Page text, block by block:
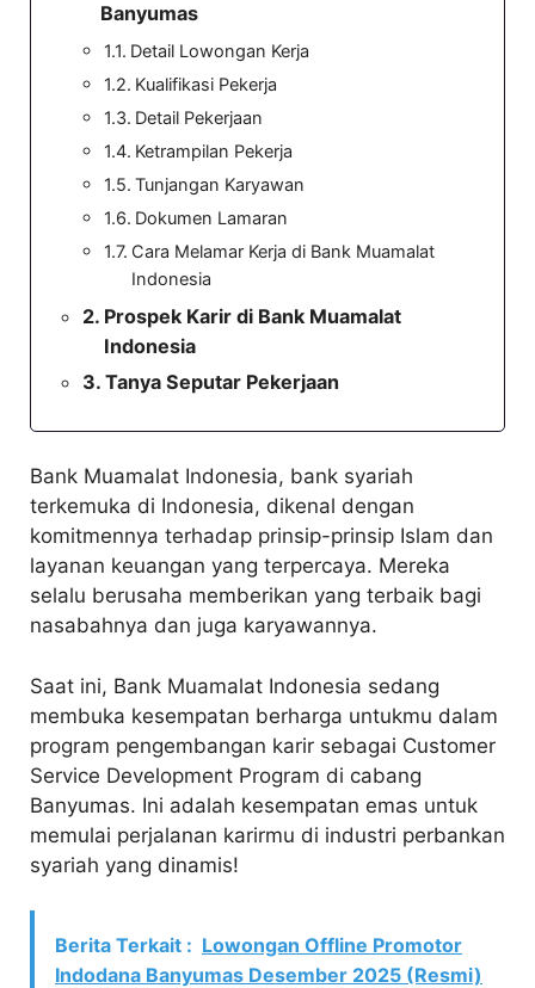
Banyumas
Detail Lowongan Kerja
Kualifikasi Pekerja
Detail Pekerjaan
Ketrampilan Pekerja
Tunjangan Karyawan
Dokumen Lamaran
Cara Melamar Kerja di Bank Muamalat
Indonesia
Prospek Karir di Bank Muamalat
Indonesia
Tanya Seputar Pekerjaan
Bank Muamalat Indonesia, bank syariah
terkemuka di Indonesia, dikenal dengan
komitmennya terhadap prinsip-prinsip Islam dan
layanan keuangan yang terpercaya. Mereka
selalu berusaha memberikan yang terbaik bagi
nasabahnya dan juga karyawannya.
Saat ini, Bank Muamalat Indonesia sedang
membuka kesempatan berharga untukmu dalam
program pengembangan karir sebagai Customer
Service Development Program di cabang
Banyumas. Ini adalah kesempatan emas untuk
memulai perjalanan karirmu di industri perbankan
syariah yang dinamis!
Berita Terkait : Lowongan Offline Promotor
Indodana Banyumas Desember 2025 (Resmi)